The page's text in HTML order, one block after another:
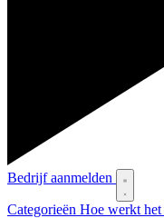
Bedrijf aanmelden
Categorieën Hoe werkt het